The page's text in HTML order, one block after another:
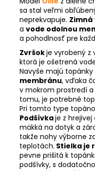
sa stal veľmi
neprekvapuje. Zimná
a vode odolnou
a pohodlnosť pre
Zvršokje vyrobený z
ktorá je ošetrená
Navyše majú
membránu, vďaka
v mokrom prostredí
tomu, je potrebné
Pri tomto type
Podšívkaje z hrejivej
mäkká na dotyk a
takže nohy výborne
teplotách. Stielka je
pevne prišitá k
podšívky, s